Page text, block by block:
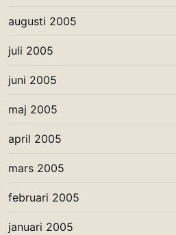
augusti 2005
juli 2005
juni 2005
maj 2005
april 2005
mars 2005
februari 2005
januari 2005